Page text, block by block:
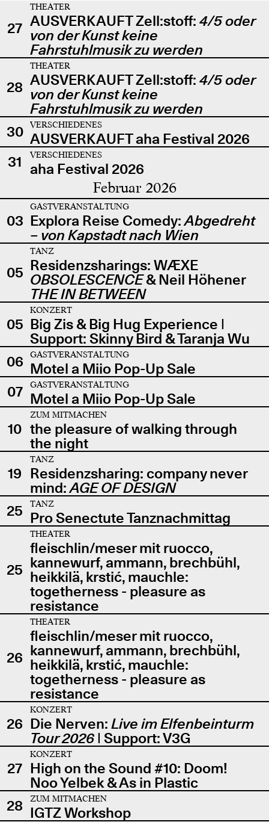
27
THEATER
AUSVERKAUFT Zell:stoff: 4/5 oder
von der Kunst keine
Fahrstuhlmusik zu werden
28
THEATER
AUSVERKAUFT Zell:stoff: 4/5 oder
von der Kunst keine
Fahrstuhlmusik zu werden
30
VERSCHIEDENES
AUSVERKAUFT aha Festival 2026
31
VERSCHIEDENES
aha Festival 2026
Februar 2026
03
GASTVERANSTALTUNG
Explora Reise Comedy:Abgedreht
– von Kapstadt nach Wien
05
TANZ
Residenzsharings: WÆXE
OBSOLESCENCE& Neil Höhener
THE IN BETWEEN
05
KONZERT
Big Zis & Big Hug Experience |
Support: Skinny Bird & Taranja Wu
06
GASTVERANSTALTUNG
Motel a Miio Pop-Up Sale
07
GASTVERANSTALTUNG
Motel a Miio Pop-Up Sale
10
ZUM MITMACHEN
the pleasure of walking through
the night
19
TANZ
Residenzsharing: company never
mind:AGE OF DESIGN
25
TANZ
Pro Senectute Tanznachmittag
25
THEATER
fleischlin/meser mit ruocco,
kannewurf, ammann, brechbühl,
heikkilä, krstić, mauchle:
togetherness - pleasure as
resistance
26
THEATER
fleischlin/meser mit ruocco,
kannewurf, ammann, brechbühl,
heikkilä, krstić, mauchle:
togetherness - pleasure as
resistance
26
KONZERT
Die Nerven: Live im Elfenbeinturm
Tour 2026| Support: V3G
27
KONZERT
High on the Sound #10: Doom!
Noo Yelbek & As in Plastic
28
ZUM MITMACHEN
IGTZ Workshop